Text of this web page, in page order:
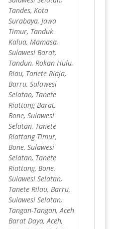
Tandes, Kota
Surabaya, Jawa
Timur, Tanduk
Kalua, Mamasa,
Sulawesi Barat,
Tandun, Rokan Hulu,
Riau, Tanete Riaja,
Barru, Sulawesi
Selatan, Tanete
Riattang Barat,
Bone, Sulawesi
Selatan, Tanete
Riattang Timur,
Bone, Sulawesi
Selatan, Tanete
Riattang, Bone,
Sulawesi Selatan,
Tanete Rilau, Barru,
Sulawesi Selatan,
Tangan-Tangan, Aceh
Barat Daya, Aceh,